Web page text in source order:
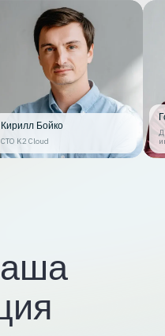
Кирилл Бойко
CTO K2 Cloud